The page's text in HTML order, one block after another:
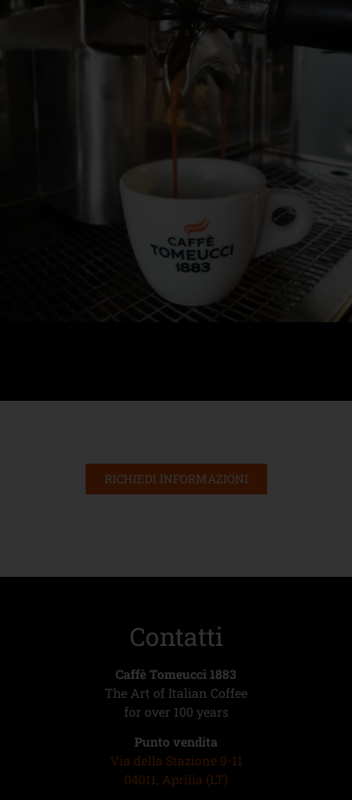
RICHIEDI INFORMAZIONI
Contatti
Caffè Tomeucci 1883
The Art of Italian Coffee
for over 100 years
Punto vendita
Via della Stazione 9-11
04011, Aprilia (LT)